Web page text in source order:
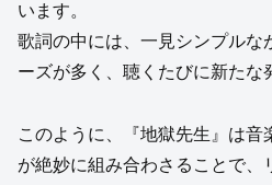
います。
歌詞の中には、一見シンプルな
ーズが多く、聴くたびに新たな
このように、『地獄先生』は
が絶妙に組み合わさることで、